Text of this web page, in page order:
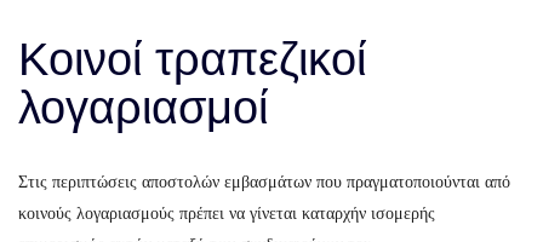
Κοινοί τραπεζικοί
λογαριασμοί
Στις περιπτώσεις αποστολών εμβασμάτων που πραγματοποιούνται από
κοινούς λογαριασμούς πρέπει να γίνεται καταρχήν ισομερής